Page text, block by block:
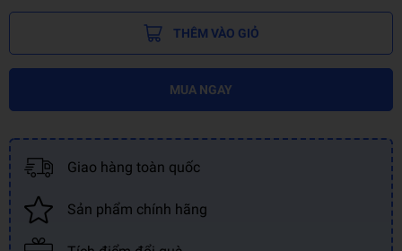
THÊM VÀO GIỎ
MUA NGAY
Giao hàng toàn quốc
Sản phẩm chính hãng